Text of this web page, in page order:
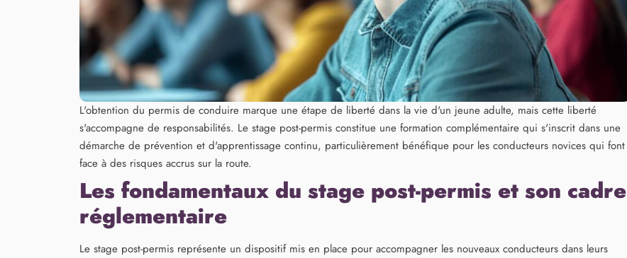
L'obtention du permis de conduire marque une étape de liberté dans la vie d'un jeune adulte, mais cette liberté
s'accompagne de responsabilités. Le stage post-permis constitue une formation complémentaire qui s'inscrit dans une
démarche de prévention et d'apprentissage continu, particulièrement bénéfique pour les conducteurs novices qui font
face à des risques accrus sur la route.
Les fondamentaux du stage post-permis et son cadre
réglementaire
Le stage post-permis représente un dispositif mis en place pour accompagner les nouveaux conducteurs dans leurs